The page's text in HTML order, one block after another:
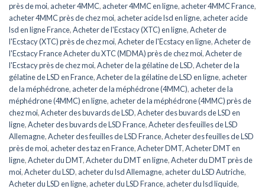
près de moi, acheter 4MMC, acheter 4MMC en ligne, acheter 4MMC France,
acheter 4MMC près de chez moi, acheter acide lsd en ligne, acheter acide
lsd en ligne France,Acheter de l'Ecstacy (XTC) en ligne,Acheter de
l'Ecstacy (XTC) près de chez moi,Acheter de l'Ecstacy en ligne,Acheter de
l'Ecstacy France Acheter du XTC (MDMA) près de chez moi,Acheter de
l'Ecstacy près de chez moi,Acheter de la gélatine de LSD,Acheter de la
gélatine de LSD en France,Acheter de la gélatine de LSD en ligne, acheter
de la méphédrone, acheter de la méphédrone (4MMC), acheter de la
méphédrone (4MMC) en ligne, acheter de la méphédrone (4MMC) près de
chez moi,Acheter des buvards de LSD,Acheter des buvards de LSD en
ligne,Acheter des buvards de LSD France,Acheter des feuilles de LSD
Allemagne,Acheter des feuilles de LSD France,Acheter des feuilles de LSD
près de moi, acheter des taz en France,Acheter DMT,Acheter DMT en
ligne,Acheter du DMT,Acheter du DMT en ligne,Acheter du DMT près de
moi,Acheter du LSD, acheter du lsd Allemagne, acheter du LSD Autriche,
Acheter du LSD en ligne, acheter du LSD France, acheter du lsd liquide,